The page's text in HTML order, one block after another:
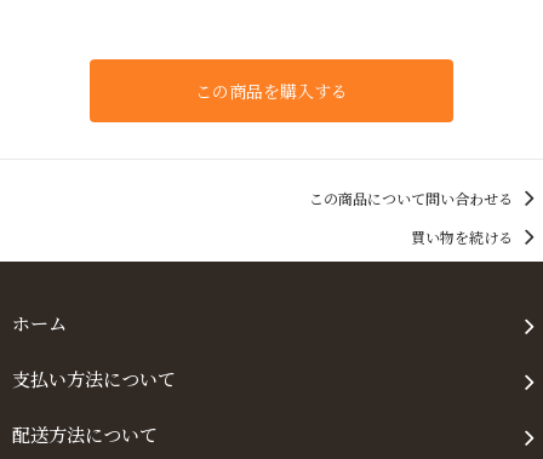
この商品を購入する
この商品について問い合わせる
買い物を続ける
ホーム
支払い方法について
配送方法について